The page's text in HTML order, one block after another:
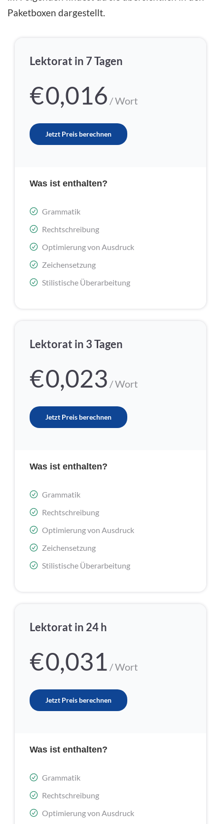
Paketboxen dargestellt.
Lektorat in 7 Tagen
€0,016 / Wort
Jetzt Preis berechnen
Was ist enthalten?
Grammatik
Rechtschreibung
Optimierung von Ausdruck
Zeichensetzung
Stilistische Überarbeitung
Lektorat in 3 Tagen
€0,023 / Wort
Jetzt Preis berechnen
Was ist enthalten?
Grammatik
Rechtschreibung
Optimierung von Ausdruck
Zeichensetzung
Stilistische Überarbeitung
Lektorat in 24 h
€0,031 / Wort
Jetzt Preis berechnen
Was ist enthalten?
Grammatik
Rechtschreibung
Optimierung von Ausdruck